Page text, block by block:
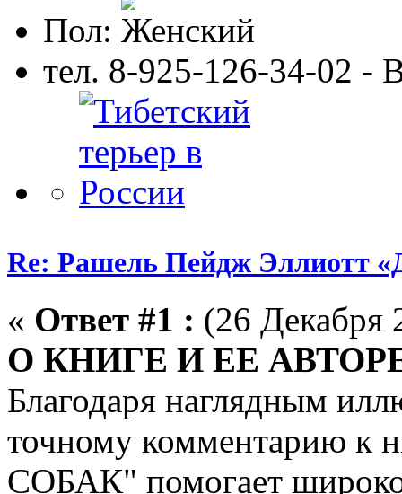
Пол:
тел. 8-925-126-34-02 -
Re: Рашель Пейдж
« Ответ #1 : (26 Декабря
О КНИГЕ И ЕЕ
Благодаря наглядным
точному комментарию
СОБАК" помогает